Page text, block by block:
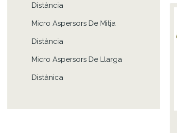
Distància
Micro Aspersors De Mitja
Distància
Micro Aspersors De Llarga
Distànica